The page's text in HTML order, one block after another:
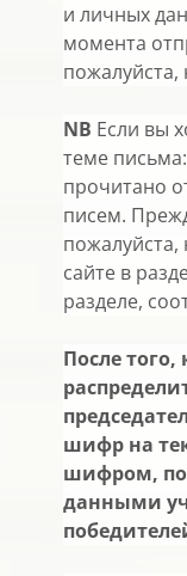
и личных
момента
NB Если вы
теме письма:
прочитано
писем.
пожалуйста,
сайте в
разделе,
После
шифр на
шифром,
данными